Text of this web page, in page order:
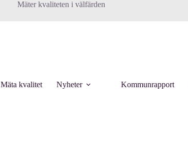
Mäter kvaliteten i välfärden
Mäta kvalitet Nyheter Kommunrapport